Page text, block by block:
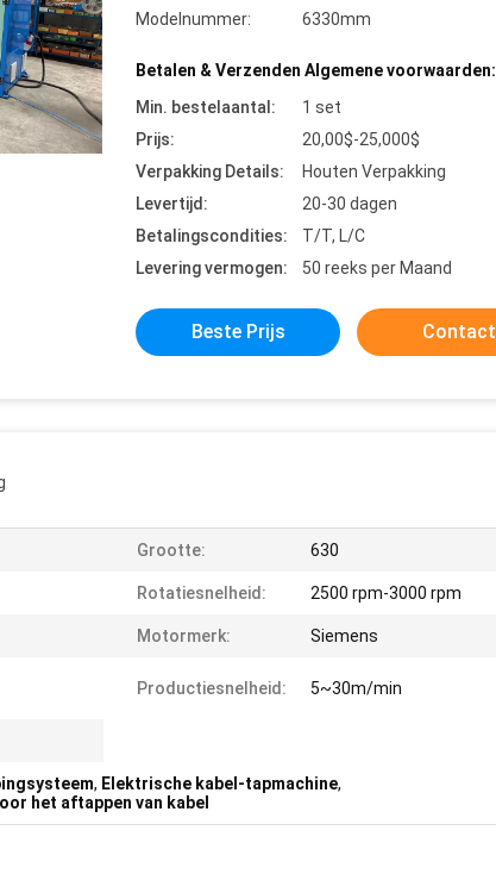
Modelnummer:
6330mm
Betalen & Verzenden Algemene voorwaarden:
Min. bestelaantal:
1 set
Prijs:
20,00$-25,000$
Verpakking Details:
Houten Verpakking
Levertijd:
20-30 dagen
Betalingscondities:
T/T, L/C
Levering vermogen:
50 reeks per Maand
Beste Prijs Contact
Grootte: 630
Rotatiesnelheid: 2500 rpm-3000 rpm
Motormerk: Siemens
Productiesnelheid: 5~30m/min
, Elektrische kabel-tapmachine,
het aftappen van kabel